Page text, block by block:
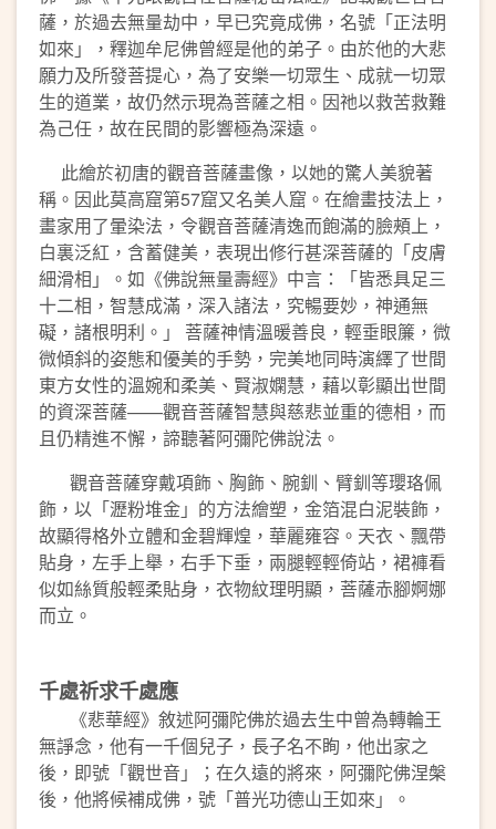
薩，於過去無量劫中，早已究竟成佛，名號「正法明
如來」，釋迦牟尼佛曾經是他的弟子。由於他的大悲
願力及所發菩提心，為了安樂一切眾生、成就一切眾
生的道業，故仍然示現為菩薩之相。因祂以救苦救難
為己任，故在民間的影響極為深遠。
此繪於初唐的觀音菩薩畫像，以她的驚人美貌著
稱。因此莫高窟第57窟又名美人窟。在繪畫技法上，
畫家用了暈染法，令觀音菩薩清逸而飽滿的臉頰上，
白裏泛紅，含蓄健美，表現出修行甚深菩薩的「皮膚
細滑相」。如《佛說無量壽經》中言：「皆悉具足三
十二相，智慧成滿，深入諸法，究暢要妙，神通無
礙，諸根明利。」 菩薩神情溫暖善良，輕垂眼簾，微
微傾斜的姿態和優美的手勢，完美地同時演繹了世間
東方女性的溫婉和柔美、賢淑嫻慧，藉以彰顯出世間
的資深菩薩——觀音菩薩智慧與慈悲並重的德相，而
且仍精進不懈，諦聽著阿彌陀佛說法。
觀音菩薩穿戴項飾、胸飾、腕釧、臂釧等瓔珞佩
飾，以「瀝粉堆金」的方法繪塑，金箔混白泥裝飾，
故顯得格外立體和金碧輝煌，華麗雍容。天衣、飄帶
貼身，左手上舉，右手下垂，兩腿輕輕倚站，裙褲看
似如絲質般輕柔貼身，衣物紋理明顯，菩薩赤腳婀娜
而立。
千處祈求千處應
《悲華經》敘述阿彌陀佛於過去生中曾為轉輪王
無諍念，他有一千個兒子，長子名不眴，他出家之
後，即號「觀世音」；在久遠的將來，阿彌陀佛涅槃
後，他將候補成佛，號「普光功德山王如來」。